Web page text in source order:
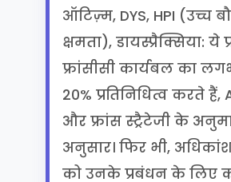
ऑटिज़्म, DYS, HPI (उच्च
क्षमता), डायस्प्रैक्सिया: ये
फ्रांसीसी कार्यबल का
20% प्रतिनिधित्व करते हैं,
और फ्रांस स्ट्रैटेजी के
अनुसार। फिर भी,
को उनके प्रबंधन के लिए